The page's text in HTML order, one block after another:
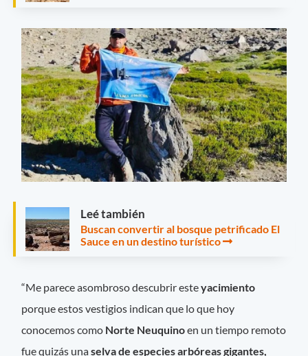
Leé también
Buscan convertir al bosque petrificado El
Sauce en un destino turístico
“Me parece asombroso descubrir esteyacimiento
porque estos vestigios indican que lo que hoy
conocemos como Norte Neuquinoen un tiempo remoto
fue quizás unaselva de especies arbóreas gigantes,